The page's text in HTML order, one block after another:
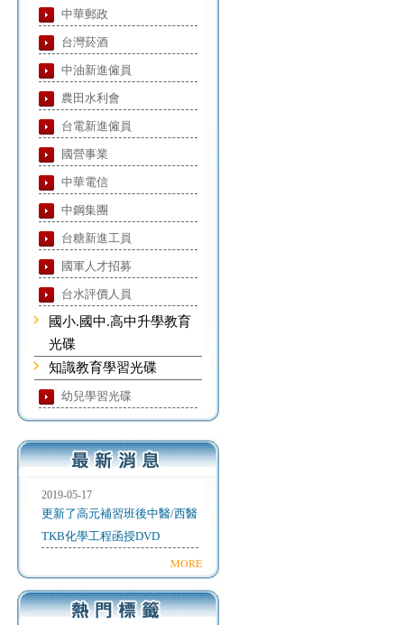
中華郵政
台灣菸酒
中油新進僱員
農田水利會
台電新進僱員
國營事業
中華電信
中鋼集團
台糖新進工員
國軍人才招募
台水評價人員
國小.國中.高中升學教育
光碟
知識教育學習光碟
幼兒學習光碟
2019-05-17
更新了高元補習班後中醫/西醫
TKB化學工程函授DVD
MORE